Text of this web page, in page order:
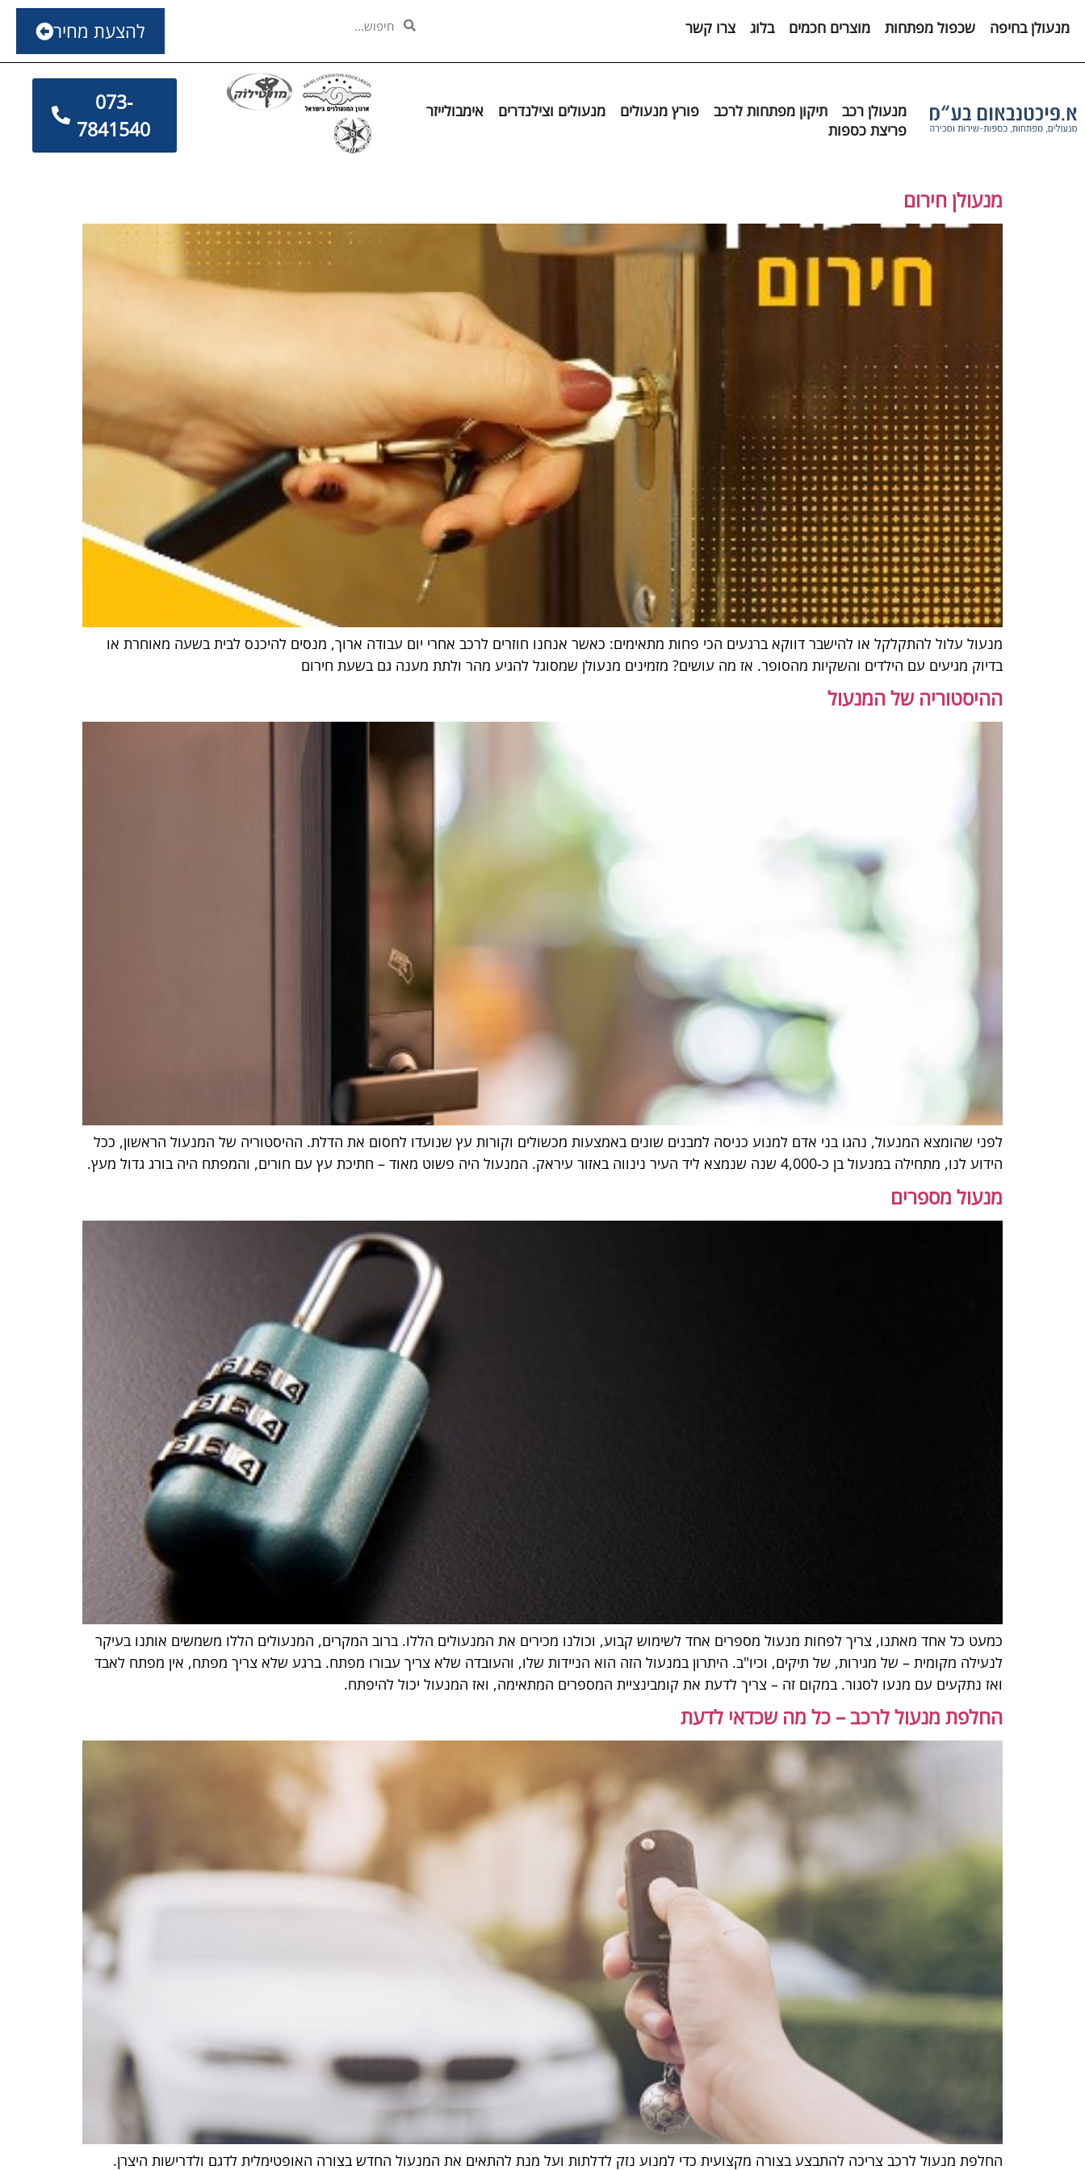
מנעולן בחיפה
שכפול מפתחות מוצרים חכמים בלוג צרו קשר להצעת מחיר
מנעולן רכב תיקון מפתחות לרכב פורץ מנעולים מנעולים וצילנדרים
אימבולייזר
פריצת כספות
073-
7841540
מנעולן חירום
מנעול עלול להתקלקל או להישבר דווקא ברגעים הכי פחות מתאימים: כאשר אנחנו חוזרים לרכב אחרי יום עבודה ארוך, מנסים להיכנס לבית בשעה מאוחרת או
בדיוק מגיעים עם הילדים והשקיות מהסופר. אז מה עושים? מזמינים מנעולן שמסוגל להגיע מהר ולתת מענה גם בשעת חירום
ההיסטוריה של המנעול
לפני שהומצא המנעול, נהגו בני אדם למנוע כניסה למבנים שונים באמצעות מכשולים וקורות עץ שנועדו לחסום את הדלת. ההיסטוריה של המנעול הראשון, ככל
הידוע לנו, מתחילה במנעול בן כ-4,000 שנה שנמצא ליד העיר נינווה באזור עיראק. המנעול היה פשוט מאוד – חתיכת עץ עם חורים, והמפתח היה בורג גדול מעץ.
מנעול מספרים
כמעט כל אחד מאתנו, צריך לפחות מנעול מספרים אחד לשימוש קבוע, וכולנו מכירים את המנעולים הללו. ברוב המקרים, המנעולים הללו משמשים אותנו בעיקר
לנעילה מקומית – של מגירות, של תיקים, וכיו"ב. היתרון במנעול הזה הוא הניידות שלו, והעובדה שלא צריך עבורו מפתח. ברגע שלא צריך מפתח, אין מפתח לאבד
ואז נתקעים עם מנעו לסגור. במקום זה – צריך לדעת את קומבינציית המספרים המתאימה, ואז המנעול יכול להיפתח.
החלפת מנעול לרכב – כל מה שכדאי לדעת
החלפת מנעול לרכב צריכה להתבצע בצורה מקצועית כדי למנוע נזק לדלתות ועל מנת להתאים את המנעול החדש בצורה האופטימלית לדגם ולדרישות היצרן.